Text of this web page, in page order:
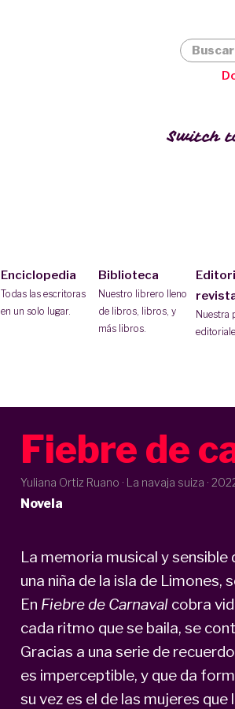
Switch
Enciclopedia
Todas las escritoras
en un solo lugar.
Biblioteca
Nuestro librero lleno
de libros, libros, y
más libros.
Nuestra
Buscar
Fiebre de
Yuliana Ortiz Ruano · La navaja suiza ·
Novela
La memoria musical y
una niña de la isla de
En Fiebre de Carnavalcobra
cada ritmo que se baila, se
Gracias a una serie de
es imperceptible, y que da
su vez es el de las mujeres que